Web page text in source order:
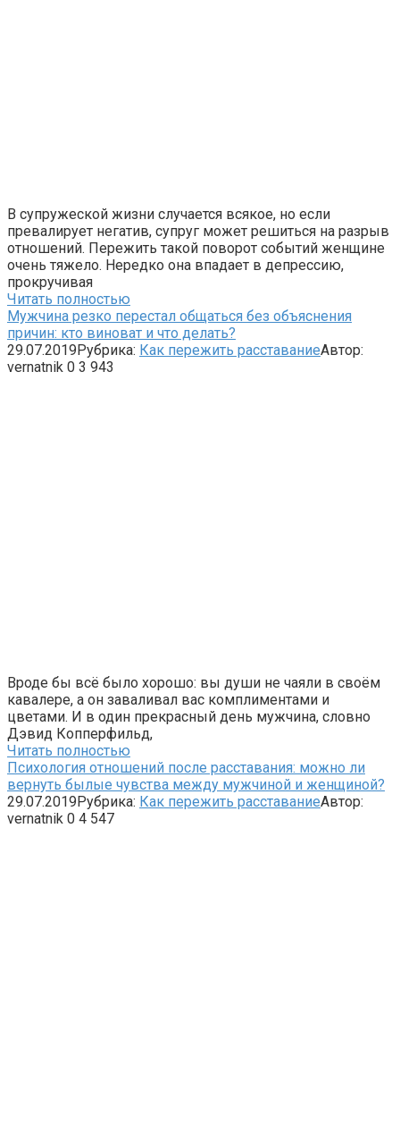
В супружеской жизни случается всякое, но если
превалирует негатив, супруг может решиться на разрыв
отношений. Пережить такой поворот событий женщине
очень тяжело. Нередко она впадает в депрессию,
прокручивая
Читать полностью
Мужчина резко перестал общаться без объяснения
причин: кто виноват и что делать?
29.07.2019Рубрика: Как пережить расставаниеАвтор:
vernatnik 0 3 943
Вроде бы всё было хорошо: вы души не чаяли в своём
кавалере, а он заваливал вас комплиментами и
цветами. И в один прекрасный день мужчина, словно
Дэвид Копперфильд,
Читать полностью
Психология отношений после расставания: можно ли
вернуть былые чувства между мужчиной и женщиной?
29.07.2019Рубрика: Как пережить расставаниеАвтор:
vernatnik 0 4 547